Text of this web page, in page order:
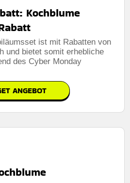
Kochblume
ist mit Rabatten von
und bietet somit erhebliche
des Cyber ​​Monday
ANGEBOT